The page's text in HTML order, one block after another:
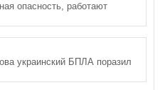
опасность, работают
украинский БПЛА поразил